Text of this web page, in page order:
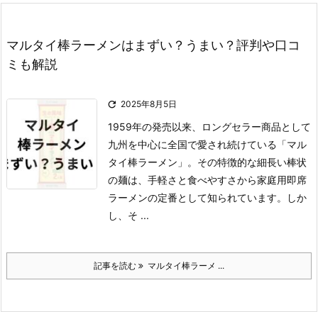
マルタイ棒ラーメンはまずい？うまい？評判や口コ
ミも解説
 2025年8月5日
1959年の発売以来、ロングセラー商品として
九州を中心に全国で愛され続けている「マル
タイ棒ラーメン」。 その特徴的な細長い棒状
の麺は、手軽さと食べやすさから家庭用即席
ラーメンの定番として知られています。
しか
し、そ ...
記事を読む マルタイ棒ラーメ ...